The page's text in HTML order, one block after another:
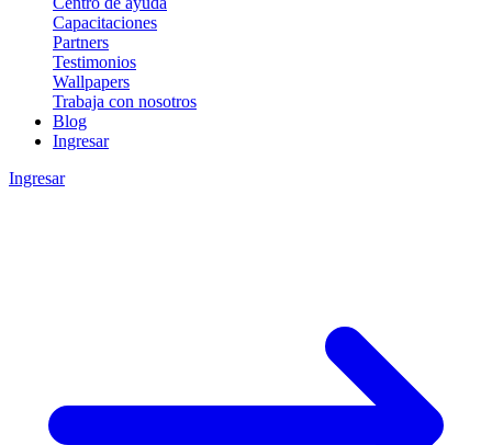
Capacitaciones
Partners
Testimonios
Wallpapers
Trabaja con nosotros
Blog
Ingresar
Ingresar